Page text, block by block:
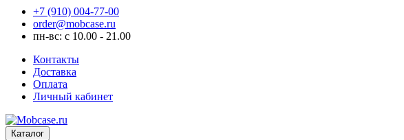
+7 (910) 004-77-00
order@mobcase.ru
пн-вс: с 10.00 - 21.00
Контакты
Доставка
Оплата
Личный кабинет
Каталог